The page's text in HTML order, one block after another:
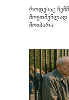
როდესაც
მოუთმენლად
მოიპარა.